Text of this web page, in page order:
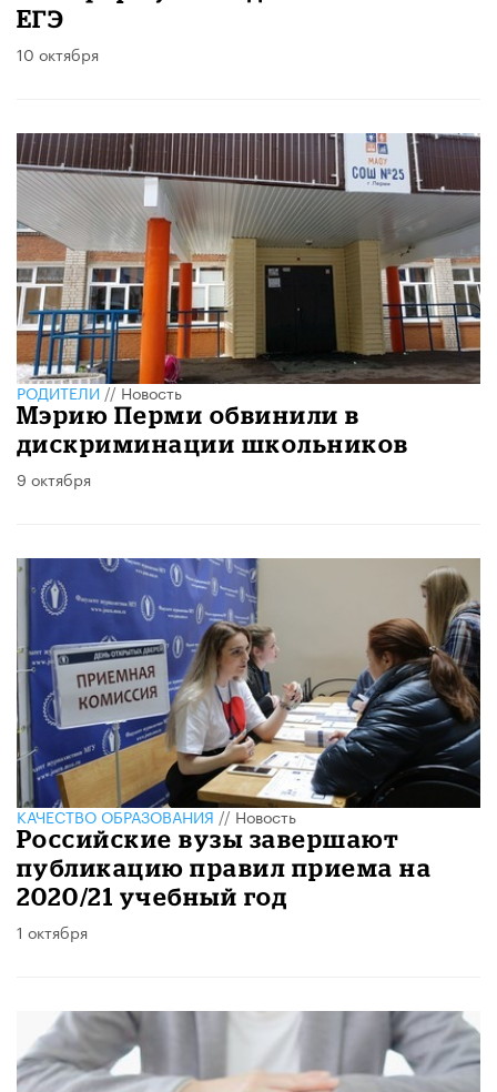
ЕГЭ
10 октября
РОДИТЕЛИ//Новость
Мэрию Перми обвинили в
дискриминации школьников
9 октября
КАЧЕСТВО ОБРАЗОВАНИЯ//Новость
Российские вузы завершают
публикацию правил приема на
2020/21 учебный год
1 октября